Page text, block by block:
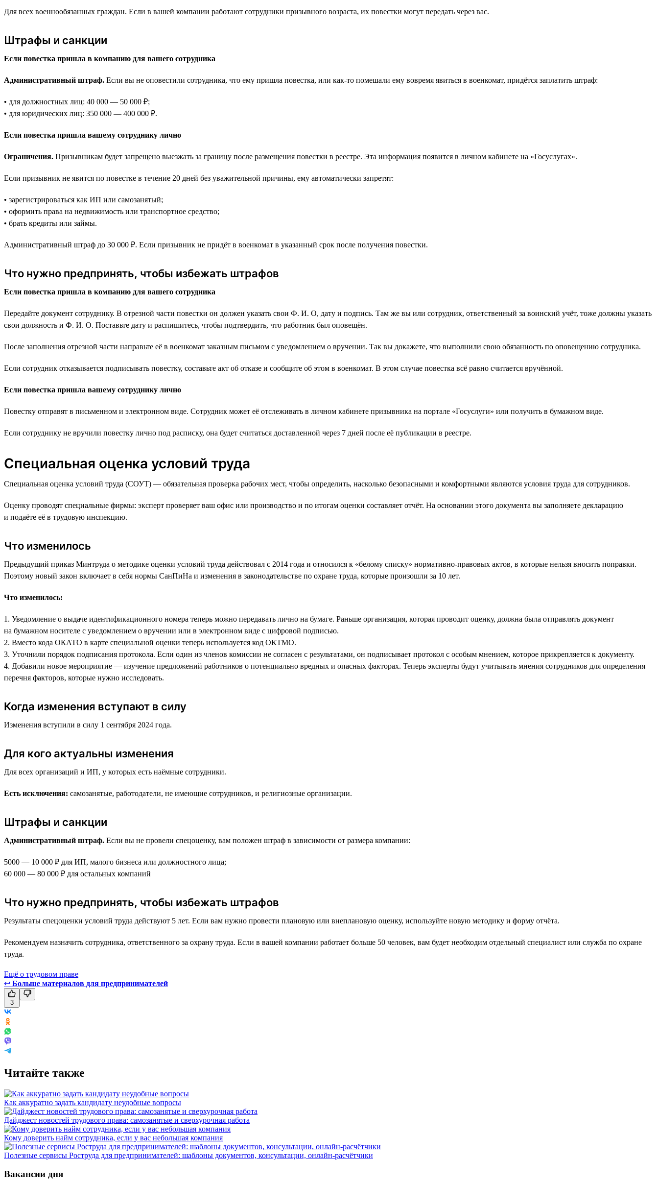
Для всех военнообязанных граждан. Если в вашей компании работают сотрудники призывного возраста, их повестки могут передать через вас.
Штрафы и санкции
Если повестка пришла в компанию для вашего сотрудника
Административный штраф. Если вы не оповестили сотрудника, что ему пришла повестка, или как-то помешали ему вовремя явиться в военкомат, придётся заплатить штраф:
• для должностных лиц: 40 000 — 50 000 ₽;
• для юридических лиц: 350 000 — 400 000 ₽.
Если повестка пришла вашему сотруднику лично
Ограничения. Призывникам будет запрещено выезжать за границу после размещения повестки в реестре. Эта информация появится в личном кабинете на «Госуслугах».
Если призывник не явится по повестке в течение 20 дней без уважительной причины, ему автоматически запретят:
• зарегистрироваться как ИП или самозанятый;
• оформить права на недвижимость или транспортное средство;
• брать кредиты или займы.
Административный штраф до 30 000 ₽. Если призывник не придёт в военкомат в указанный срок после получения повестки.
Что нужно предпринять, чтобы избежать штрафов
Если повестка пришла в компанию для вашего сотрудника
Передайте документ сотруднику. В отрезной части повестки он должен указать свои Ф. И. О, дату и подпись. Там же вы или сотрудник, ответственный за воинский учёт, тоже должны указать
свои должность и Ф. И. О. Поставьте дату и распишитесь, чтобы подтвердить, что работник был оповещён.
После заполнения отрезной части направьте её в военкомат заказным письмом с уведомлением о вручении. Так вы докажете, что выполнили свою обязанность по оповещению сотрудника.
Если сотрудник отказывается подписывать повестку, составьте акт об отказе и сообщите об этом в военкомат. В этом случае повестка всё равно считается вручённой.
Если повестка пришла вашему сотруднику лично
Повестку отправят в письменном и электронном виде. Сотрудник может её отслеживать в личном кабинете призывника на портале «Госуслуги» или получить в бумажном виде.
Если сотруднику не вручили повестку лично под расписку, она будет считаться доставленной через 7 дней после её публикации в реестре.
Специальная оценка условий труда
Специальная оценка условий труда (СОУТ) — обязательная проверка рабочих мест, чтобы определить, насколько безопасными и комфортными являются условия труда для сотрудников.
Оценку проводят специальные фирмы: эксперт проверяет ваш офис или производство и по итогам оценки составляет отчёт. На основании этого документа вы заполняете декларацию
и подаёте её в трудовую инспекцию.
Что изменилось
Предыдущий приказ Минтруда о методике оценки условий труда действовал с 2014 года и относился к «белому списку» нормативно-правовых актов, в которые нельзя вносить поправки.
Поэтому новый закон включает в себя нормы СанПиНа и изменения в законодательстве по охране труда, которые произошли за 10 лет.
Что изменилось:
1. Уведомление о выдаче идентификационного номера теперь можно передавать лично на бумаге. Раньше организация, которая проводит оценку, должна была отправлять документ
на бумажном носителе с уведомлением о вручении или в электронном виде с цифровой подписью.
2. Вместо кода ОКАТО в карте специальной оценки теперь используется код ОКТМО.
3. Уточнили порядок подписания протокола. Если один из членов комиссии не согласен с результатами, он подписывает протокол с особым мнением, которое прикрепляется к документу.
4. Добавили новое мероприятие — изучение предложений работников о потенциально вредных и опасных факторах. Теперь эксперты будут учитывать мнения сотрудников для определения
перечня факторов, которые нужно исследовать.
Когда изменения вступают в силу
Изменения вступили в силу 1 сентября 2024 года.
Для кого актуальны изменения
Для всех организаций и ИП, у которых есть наёмные сотрудники.
Есть исключения: самозанятые, работодатели, не имеющие сотрудников, и религиозные организации.
Штрафы и санкции
Административный штраф. Если вы не провели спецоценку, вам положен штраф в зависимости от размера компании:
5000 — 10 000 ₽ для ИП, малого бизнеса или должностного лица;
60 000 — 80 000 ₽ для остальных компаний
Что нужно предпринять, чтобы избежать штрафов
Результаты спецоценки условий труда действуют 5 лет. Если вам нужно провести плановую или внеплановую оценку, используйте новую методику и форму отчёта.
Рекомендуем назначить сотрудника, ответственного за охрану труда. Если в вашей компании работает больше 50 человек, вам будет необходим отдельный специалист или служба по охране
труда.
Ещё о трудовом праве
↩ Больше материалов для предпринимателей
3
Читайте также
Как аккуратно задать кандидату неудобные вопросы
Дайджест новостей трудового права: самозанятые и сверхурочная работа
Кому доверить найм сотрудника, если у вас небольшая компания
Полезные сервисы Роструда для предпринимателей: шаблоны документов, консультации, онлайн-расчётчики
Вакансии дня